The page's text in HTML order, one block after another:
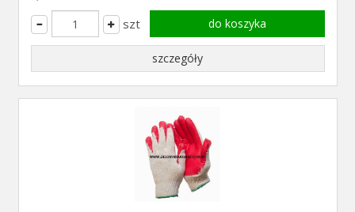
szt do koszyka
szczegóły